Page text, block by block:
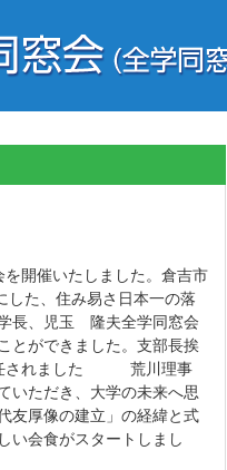
開催いたしました。倉吉市
した、住み易さ日本一の落
長、児玉 隆夫全学同窓会
とができました。支部長挨
任されました 荒川理事
いただき、大学の未来へ思
友厚像の建立」の経緯と式
い会食がスタートしまし